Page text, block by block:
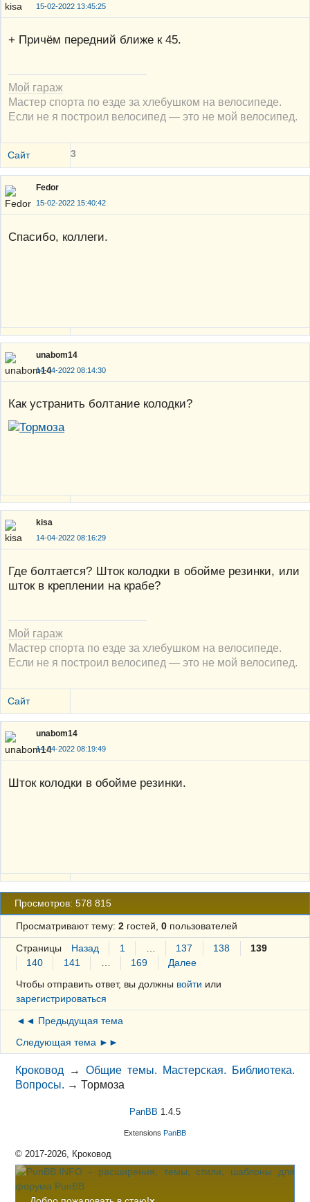
15-02-2022 13:45:25
+ Причём передний ближе к 45.
Мой гараж
Мастер спорта по езде за хлебушком на велосипеде.
Если не я построил велосипед — это не мой велосипед.
Сайт 3
Fedor
15-02-2022 15:40:42
Спасибо, коллеги.
unabom14
14-04-2022 08:14:30
Как устранить болтание колодки?
kisa
14-04-2022 08:16:29
Где болтается? Шток колодки в обойме резинки, или
шток в креплении на крабе?
Мой гараж
Мастер спорта по езде за хлебушком на велосипеде.
Если не я построил велосипед — это не мой велосипед.
Сайт
unabom14
14-04-2022 08:19:49
Шток колодки в обойме резинки.
Просмотров: 578 815
Просматривают тему: 2гостей, 0пользователей
Страницы Назад 1 137 138
139
140
141 169
Далее
Чтобы отправить ответ, вы должны войти или
зарегистрироваться
◄◄ Предыдущая тема
Следующая тема ►►
Кроковод →Общие темы. Мастерская. Библиотека.
Вопросы. →Тормоза
PanBB 1.4.5
Extensions PanBB
© 2017-2026, Кроковод